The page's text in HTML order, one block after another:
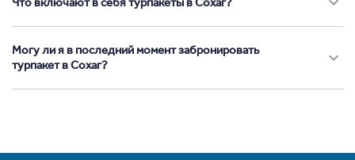
Могу ли я в последний момент забронировать
турпакет в Сохаг?